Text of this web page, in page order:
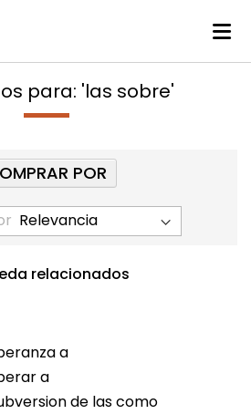
para: 'las sobre'
relacionados
a
a
de las como
POR